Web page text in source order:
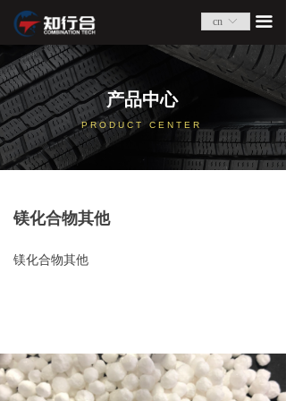
끀
产品中心
关于我们
行业领域及解决方案
联系我们
ꀅ
cn
镁化合物其他
产品中心
PRODUCT CENTER
镁化合物其他